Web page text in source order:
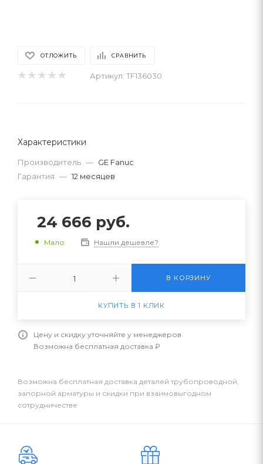
ОТЛОЖИТЬ СРАВНИТЬ
Артикул: TF136030
Характеристики
Производитель — GE Fanuc
Гарантия — 12 месяцев
24 666 руб.
Мало Нашли дешевле?
В КОРЗИНУ
КУПИТЬ В 1 КЛИК
Цену и скидку уточняйте у менеджеров
Возможна бесплатная доставка ₽
Возможна бесплатная доставка деталей трубопроводной,
запорной арматуры и скидки при взаимовыгодном
сотрудничестве